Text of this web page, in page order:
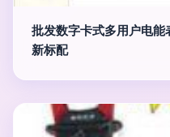
批发数字卡式多用户电
新标配